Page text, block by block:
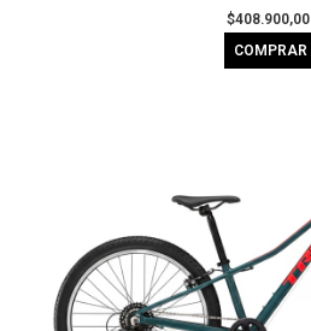
$408.900,00
COMPRAR